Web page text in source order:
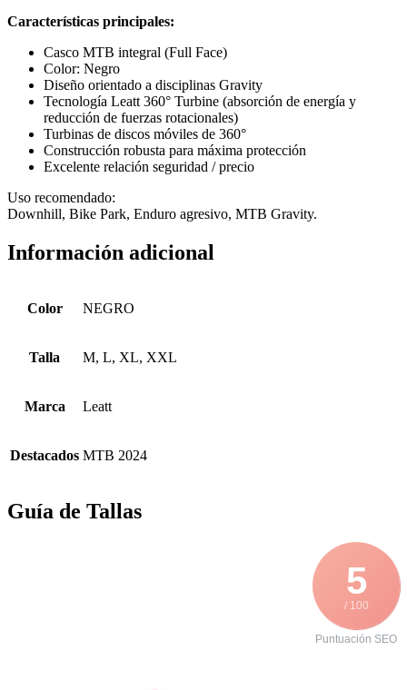
Características principales:
Casco MTB integral (Full Face)
Color: Negro
Diseño orientado a disciplinas Gravity
Tecnología Leatt 360° Turbine (absorción de energía y
reducción de fuerzas rotacionales)
Turbinas de discos móviles de 360°
Construcción robusta para máxima protección
Excelente relación seguridad / precio
Uso recomendado:
Downhill, Bike Park, Enduro agresivo, MTB Gravity.
Información adicional
Color NEGRO
Talla M, L, XL, XXL
Marca Leatt
Destacados MTB 2024
Guía de Tallas
5
/ 100
Puntuación SEO